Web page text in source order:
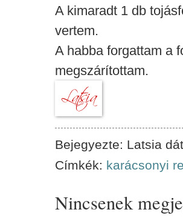
A kimaradt 1 db
vertem.
A habba forgattam a
megszárítottam.
Bejegyezte: Latsia
Címkék: karácsonyi
Nincsenek